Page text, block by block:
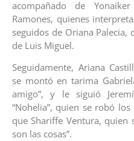
acompañado de
Ramones, quienes
seguidos de Oriana Palecia,
de Luis Miguel.
Seguidamente, Ariana
se montó en tarima
amigo”, y le siguió
“Nohelia”, quien se robó
que Shariffe Ventura, quien
son las cosas”.